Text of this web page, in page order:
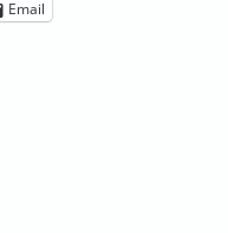
Email